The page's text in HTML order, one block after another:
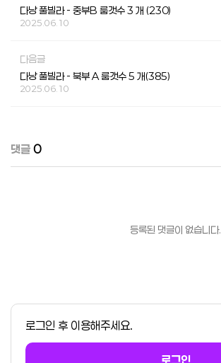
다낭 풀빌라 - 중부B 룸갯수 3 개 (230)
2025.06.10
다음글
다낭 풀빌라 - 북부 A 룸갯수 5 개(385)
2025.06.10
댓글 0
등록된 댓글이 없습니다.
로그인 후 이용해주세요.
로그인